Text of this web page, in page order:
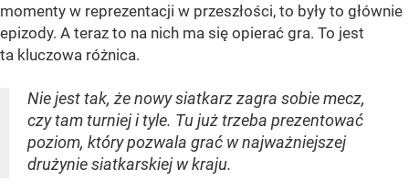
momenty w reprezentacji w przeszłości, to były to głównie
epizody. A teraz to na nich ma się opierać gra. To jest
ta kluczowa różnica.
Nie jest tak, że nowy siatkarz zagra sobie mecz,
czy tam turniej i tyle. Tu już trzeba prezentować
poziom, który pozwala grać w najważniejszej
drużynie siatkarskiej w kraju.